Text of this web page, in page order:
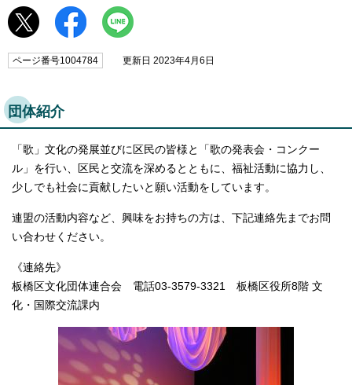
ページ番号1004784 更新日 2023年4月6日
団体紹介
「歌」文化の発展並びに区民の皆様と「歌の発表会・コンクー
ル」を行い、区民と交流を深めるとともに、福祉活動に協力し、
少しでも社会に貢献したいと願い活動をしています。
連盟の活動内容など、興味をお持ちの方は、下記連絡先までお問
い合わせください。
《連絡先》
板橋区文化団体連合会 電話03-3579-3321 板橋区役所8階 文
化・国際交流課内